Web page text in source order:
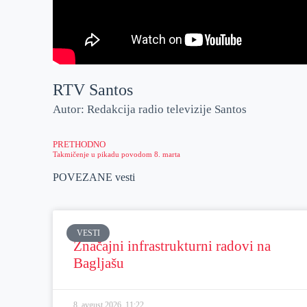
RTV Santos
Autor: Redakcija radio televizije Santos
PRETHODNO
Takmičenje u pikadu povodom 8. marta
POVEZANE vesti
VESTI
Značajni infrastrukturni radovi na
Bagljašu
8. avgust 2026. 11:22